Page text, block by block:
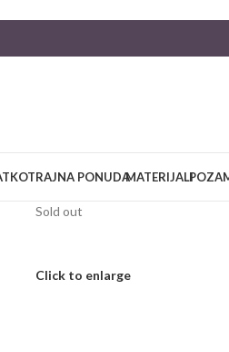
PONUDAMATERIJALI
Sold out
Click to enlarge